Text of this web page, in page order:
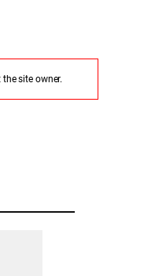
site owner.